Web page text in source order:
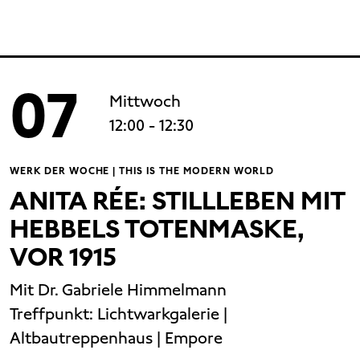
07
Mittwoch
12:00 - 12:30
WERK DER WOCHE | THIS IS THE MODERN WORLD
ANITA RÉE: STILLLEBEN MIT
HEBBELS TOTENMASKE,
VOR 1915
Mit Dr. Gabriele Himmelmann
Treffpunkt: Lichtwarkgalerie |
Altbautreppenhaus | Empore